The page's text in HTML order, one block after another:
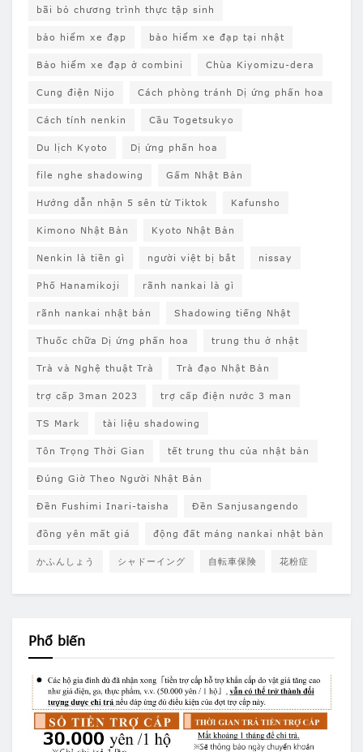
bãi bỏ chương trình thực tập sinh
bảo hiểm xe đạp bảo hiểm xe đạp tại nhật
Bảo hiểm xe đạp ở combini Chùa Kiyomizu-dera
Cung điện Nijo Cách phòng tránh Dị ứng phấn hoa
Cách tính nenkin Cầu Togetsukyo
Du lịch Kyoto Dị ứng phấn hoa
file nghe shadowing Gấm Nhật Bản
Hướng dẫn nhận 5 sên từ Tiktok Kafunsho
Kimono Nhật Bản Kyoto Nhật Bản
Nenkin là tiền gì người việt bị bắt nissay
Phố Hanamikoji rãnh nankai là gì
rãnh nankai nhật bản Shadowing tiếng Nhật
Thuốc chữa Dị ứng phấn hoa trung thu ở nhật
Trà và Nghệ thuật Trà Trà đạo Nhật Bản
trợ cấp 3man 2023 trợ cấp điện nước 3 man
TS Mark tài liệu shadowing
Tôn Trọng Thời Gian tết trung thu của nhật bản
Đúng Giờ Theo Người Nhật Bản
Đền Fushimi Inari-taisha Đền Sanjusangendo
đồng yên mất giá động đất máng nankai nhật bản
かふんしょう シャドーイング 自転車保険 花粉症
Phổ biến